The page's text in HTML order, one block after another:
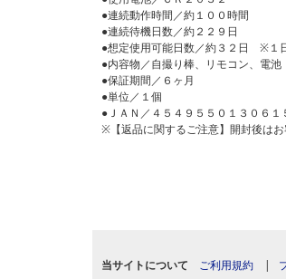
●連続動作時間／約１００時間
●連続待機日数／約２２９日
●想定使用可能日数／約３２日 ※１
●内容物／自撮り棒、リモコン、電
●保証期間／６ヶ月
●単位／１個
●ＪＡＮ／４５４９５５０１３０６１
※【返品に関するご注意】開封後はお
当サイトについて ご利用規約 |